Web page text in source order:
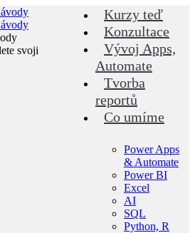
svoji
Kurzy teď
Konzultace
Vývoj Apps,
Automate
Tvorba
reportů
Co umíme
Power Apps
& Automate
Power BI
Excel
AI
SQL
Python, R